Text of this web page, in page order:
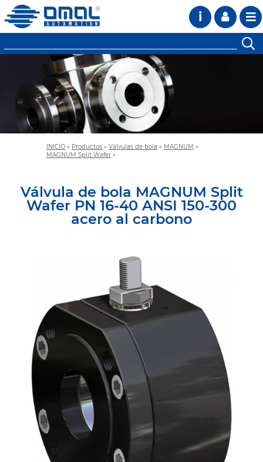
i
INICIO » Productos » Válvulas de bola » MAGNUM »
MAGNUM Split Wafer »
Válvula de bola MAGNUM Split
Wafer PN 16-40 ANSI 150-300
acero al carbono